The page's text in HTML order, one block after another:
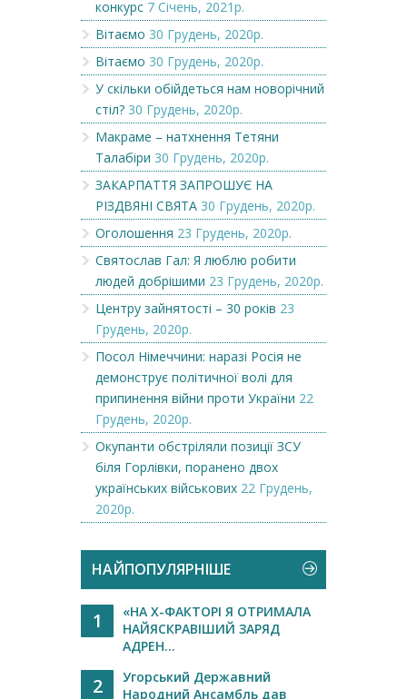
конкурс 7 Січень, 2021р.
Вітаємо 30 Грудень, 2020р.
Вітаємо 30 Грудень, 2020р.
У скільки обійдеться нам новорічний
стіл? 30 Грудень, 2020р.
Макраме – натхнення Тетяни
Талабіри 30 Грудень, 2020р.
ЗАКАРПАТТЯ ЗАПРОШУЄ НА
РІЗДВЯНІ СВЯТА 30 Грудень, 2020р.
Оголошення 23 Грудень, 2020р.
Святослав Гал: Я люблю робити
людей добрішими 23 Грудень, 2020р.
Центру зайнятості – 30 років 23
Грудень, 2020р.
Посол Німеччини: наразі Росія не
демонструє політичної волі для
припинення війни проти України 22
Грудень, 2020р.
Окупанти обстріляли позиції ЗСУ
біля Горлівки, поранено двох
українських військових 22 Грудень,
2020р.
НАЙПОПУЛЯРНІШЕ
1
«НА Х-ФАКТОРІ Я ОТРИМАЛА
НАЙЯСКРАВІШИЙ ЗАРЯД
АДРЕН...
2
Угорський Державний
Народний Ансамбль дав